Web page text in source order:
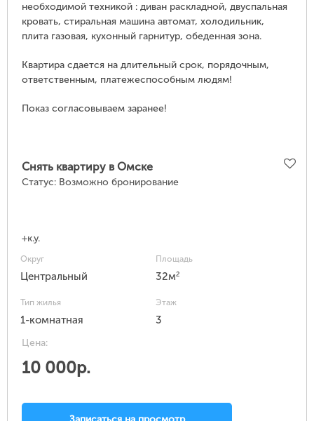
необходимой техникой : диван раскладной, двуспальная
кровать, стиральная машина автомат, холодильник,
плита газовая, кухонный гарнитур, обеденная зона.
Квартира сдается на длительный срок, порядочным,
ответственным, платежеспособным людям!
Показ согласовываем заранее!
Снять квартиру в Омске
Статус: Возможно бронирование
+к.у.
Округ
Центральный
Площадь
32м2
Тип жилья
1-комнатная
Этаж
3
Цена:
10 000р.